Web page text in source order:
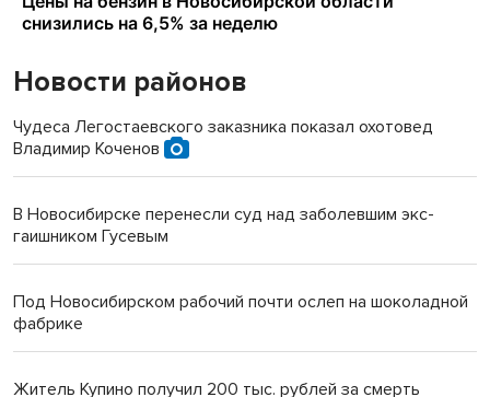
Новости районов
Чудеса Легостаевского заказника показал охотовед
Владимир Коченов
В Новосибирске перенесли суд над заболевшим экс-
гаишником Гусевым
Под Новосибирском рабочий почти ослеп на шоколадной
фабрике
Житель Купино получил 200 тыс. рублей за смерть